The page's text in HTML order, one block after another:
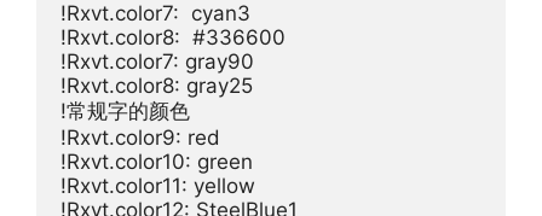
!Rxvt.color7:  cyan3
!Rxvt.color8:  #336600
!Rxvt.color7: gray90
!Rxvt.color8: gray25
!常规字的颜色
!Rxvt.color9: red
!Rxvt.color10: green
!Rxvt.color11: yellow
!Rxvt.color12: SteelBlue1